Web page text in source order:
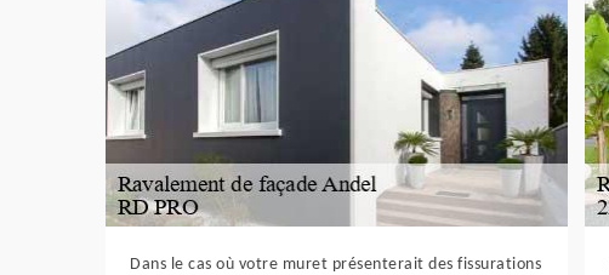
Dans le cas où votre muret présenterait des fissurations